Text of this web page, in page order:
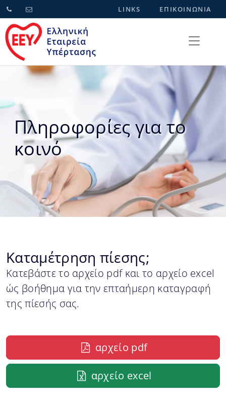
LINKS ΕΠΙΚΟΙΝΩΝΙΑ
Πληροφορίες για το
κοινό
Καταμέτρηση πίεσης;
Κατεβάστε το αρχείο pdf και το αρχείο excel
ώς βοήθημα για την επταήμερη καταγραφή
της πίεσής σας.
αρχείο pdf
αρχείο excel